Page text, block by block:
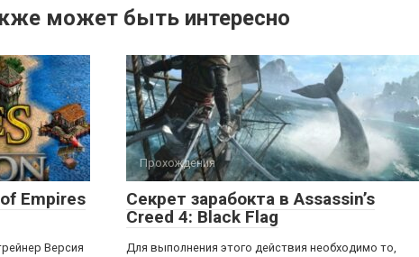
может быть интересно
Empires
Версия
Прохождения
Секрет зарабокта в Assassin’s
Creed 4: Black Flag
Для выполнения этого действия необходимо то,